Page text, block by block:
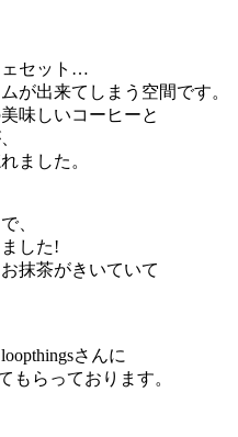
ェセット…
が出来てしまう空間です。
味しいコーヒーと
ました。
、
した!
抹茶がきいていて
さんに
らっております。